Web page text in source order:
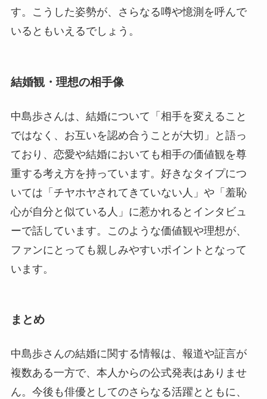
す。こうした姿勢が、さらなる噂や憶測を呼んで
いるともいえるでしょう。
結婚観・理想の相手像
中島歩さんは、結婚について「相手を変えること
ではなく、お互いを認め合うことが大切」と語っ
ており、恋愛や結婚においても相手の価値観を尊
重する考え方を持っています。好きなタイプにつ
いては「チヤホヤされてきていない人」や「羞恥
心が自分と似ている人」に惹かれるとインタビュ
ーで話しています。このような価値観や理想が、
ファンにとっても親しみやすいポイントとなって
います。
まとめ
中島歩さんの結婚に関する情報は、報道や証言が
複数ある一方で、本人からの公式発表はありませ
ん。今後も俳優としてのさらなる活躍とともに、